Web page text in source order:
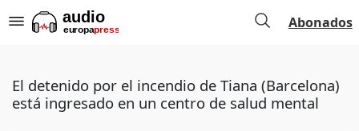
Abonados
El detenido por el incendio de Tiana (Barcelona)
está ingresado en un centro de salud mental